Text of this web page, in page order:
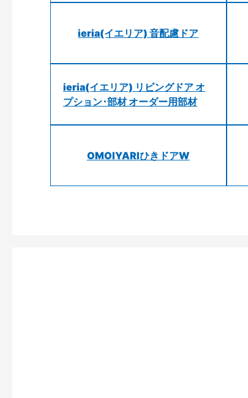
ieria(イエリア) 音配慮ドア
ieria(イエリア) リビングドア オ
プション･部材 オーダー用部材
OMOIYARIひきドアW